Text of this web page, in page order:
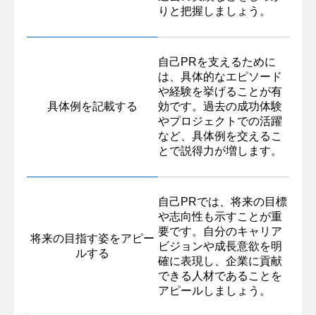
りと把握しましょう。
具体例を記載する
自己PRを支えるために
は、具体的なエピソード
や経験を挙げることが有
効です。過去の成功体験
やプロジェクトでの活躍
など、具体例を交えるこ
とで説得力が増します。
将来の目指す姿をアピー
ルする
自己PRでは、将来の目標
や志向性も示すことが重
要です。自分のキャリア
ビジョンや成長意欲を明
確に表現し、企業に貢献
できる人材であることを
アピールしましょう。